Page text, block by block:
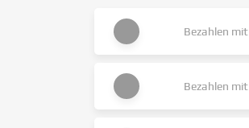
Bezahlen mit
Bezahlen mit